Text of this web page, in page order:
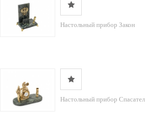
Настольный прибор Закон
Настольный прибор